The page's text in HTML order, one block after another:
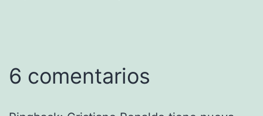
6 comentarios